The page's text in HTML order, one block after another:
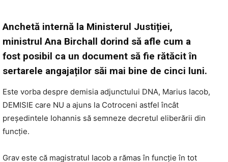
Anchetă internă la Ministerul Justiției,
ministrul Ana Birchall dorind să afle cum a
fost posibil ca un document să fie rătăcit în
sertarele angajaților săi mai bine de cinci luni.
Este vorba despre demisia adjunctului DNA, Marius Iacob,
DEMISIE care NU a ajuns la Cotroceni astfel încât
președintele Iohannis să semneze decretul eliberării din
funcție.
Grav este că magistratul Iacob a rămas în funcție în tot